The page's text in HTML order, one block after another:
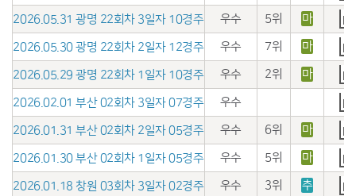
2026.05.31 광명 22회차 3일자 10경주 우수 5위 마
2026.05.30 광명 22회차 2일자 12경주 우수 7위 마
2026.05.29 광명 22회차 1일자 10경주 우수 2위 마
2026.02.01 부산 02회차 3일자 07경주 우수
2026.01.31 부산 02회차 2일자 05경주 우수 6위 마
2026.01.30 부산 02회차 1일자 05경주 우수 5위 마
2026.01.18 창원 03회차 3일자 02경주 우수 3위 추